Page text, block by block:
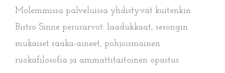
Molemmissa palveluissa yhdistyvät kuitenkin
Bistro Sinne perusarvot: laadukkaat, sesongin
mukaiset raaka-aineet, pohjoismainen
ruokafilosofia ja ammattitaitoinen opastus.